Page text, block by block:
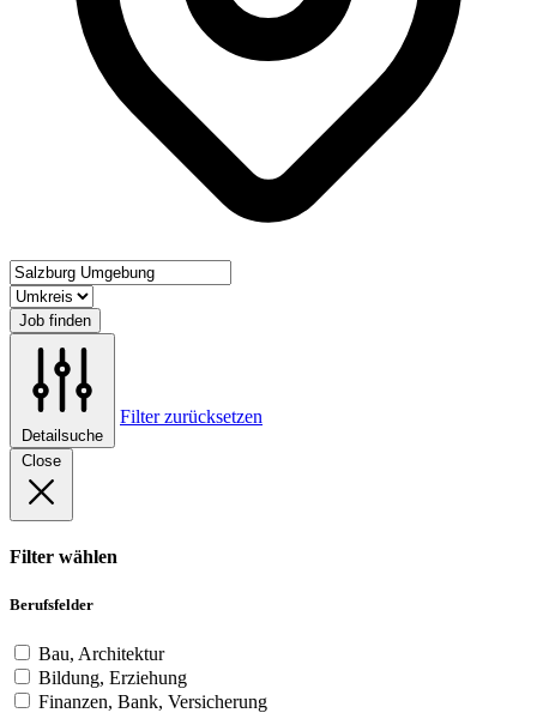
Job finden
Detailsuche
Filter zurücksetzen
Close
Filter wählen
Berufsfelder
Bau, Architektur
Bildung, Erziehung
Finanzen, Bank, Versicherung